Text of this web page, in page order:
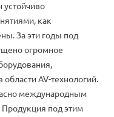
, как
За эти годы под
огромное
,
областиAV-технологий.
международным
Продукция под этим